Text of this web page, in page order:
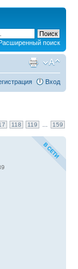
поиск
Вход
118 119 159